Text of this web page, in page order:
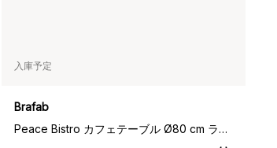
入庫予定
Brafab
Peace Bistro カフェテーブル Ø80 cm ライトグレー,